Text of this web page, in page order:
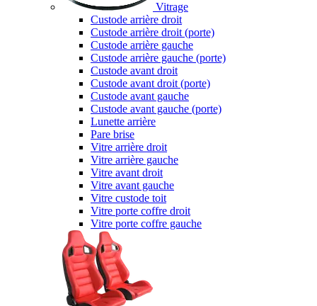
Vitrage
Custode arrière droit
Custode arrière droit (porte)
Custode arrière gauche
Custode arrière gauche (porte)
Custode avant droit
Custode avant droit (porte)
Custode avant gauche
Custode avant gauche (porte)
Lunette arrière
Pare brise
Vitre arrière droit
Vitre arrière gauche
Vitre avant droit
Vitre avant gauche
Vitre custode toit
Vitre porte coffre droit
Vitre porte coffre gauche